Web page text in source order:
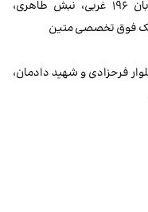
آدرس: تهران، فلکه سوم تهرانپارس، خیابان ۱۹۶ غربی، نبش طاهری،
بلوار فرحزادی و شهید دادمان،